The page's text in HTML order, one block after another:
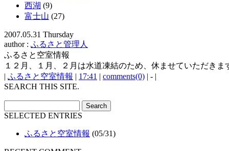
西湖 (9)
富士山 (27)
2007.05.31 Thursday
author : ふるさと管理人
ふるさと空室情報
１２月、１月、２月は水道凍結のため、休ませていただきま
| ふるさと空室情報 | 17:41 | comments(0) | - |
SEARCH THIS SITE.
SELECTED ENTRIES
ふるさと空室情報 (05/31)